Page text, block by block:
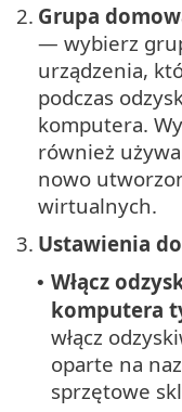
2. Grupa
— wybierz
urządzenia,
podczas
komputera.
również
nowo
wirtualnych.
3. Ustawienia
• Włącz
komputera
włącz
oparte na
sprzętowe